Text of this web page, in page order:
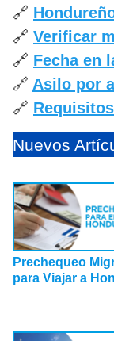
🔗
🔗 Verificar
🔗 Fecha en
🔗 Asilo por
🔗
Nuevos
Prechequeo
para Viajar a